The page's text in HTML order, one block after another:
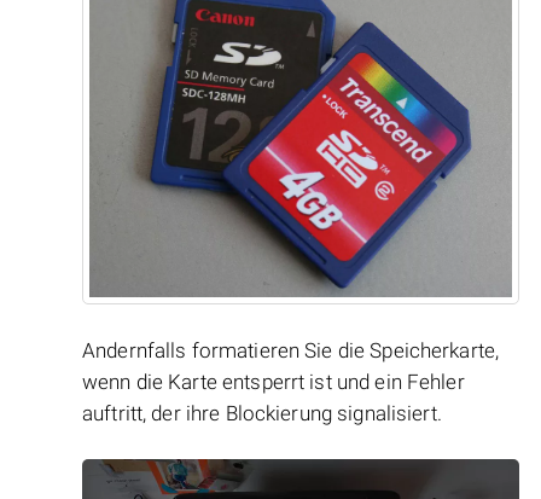
Andernfalls formatieren Sie die Speicherkarte,
wenn die Karte entsperrt ist und ein Fehler
auftritt, der ihre Blockierung signalisiert.